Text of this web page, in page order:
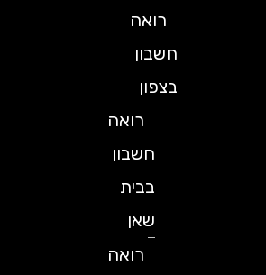
רואה
חשבון
בצפון
רואה
חשבון
בבית
רואה